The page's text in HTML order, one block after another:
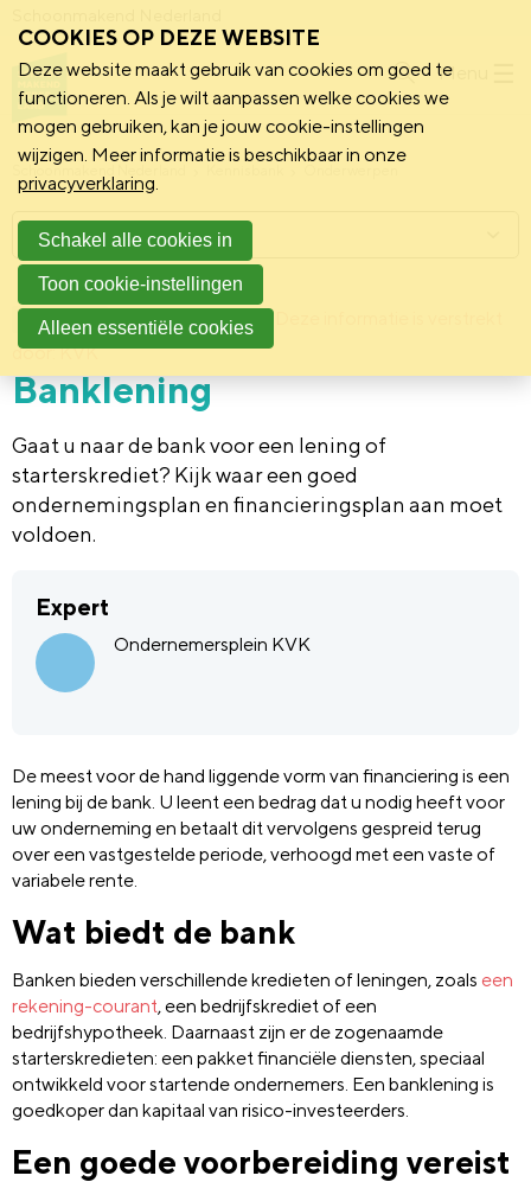
Menu
Schoonmakend Nederland
Achtergrond 28 november 2013
door: KVK
Banklening
Gaat u naar de bank voor een lening of
starterskrediet? Kijk waar een goed
ondernemingsplan en financieringsplan aan moet
voldoen.
Expert
Ondernemersplein KVK
De meest voor de hand liggende vorm van financiering is een
lening bij de bank. U leent een bedrag dat u nodig heeft voor
uw onderneming en betaalt dit vervolgens gespreid terug
over een vastgestelde periode, verhoogd met een vaste of
variabele rente.
Wat biedt de bank
Banken bieden verschillende kredieten of leningen, zoals een
rekening-courant, een bedrijfskrediet of een
bedrijfshypotheek. Daarnaast zijn er de zogenaamde
starterskredieten: een pakket financiële diensten, speciaal
ontwikkeld voor startende ondernemers. Een banklening is
goedkoper dan kapitaal van risico-investeerders.
Een goede voorbereiding vereist
Menu
COOKIES OP DEZE WEBSITE
Deze website maakt gebruik van cookies om goed te
functioneren. Als je wilt aanpassen welke cookies we
mogen gebruiken, kan je jouw cookie-instellingen
wijzigen. Meer informatie is beschikbaar in onze
privacyverklaring.
Schakel alle cookies in
Toon cookie-instellingen
Alleen essentiële cookies